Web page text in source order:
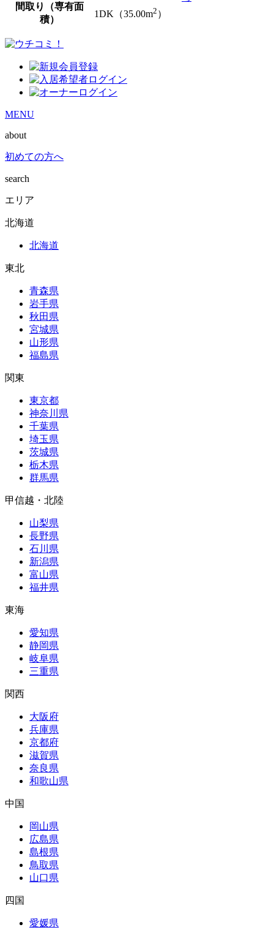
間取り（専有面
積）
1DK（35.00m2 ）
MENU
about
初めての方へ
search
エリア
北海道
北海道
東北
青森県
岩手県
秋田県
宮城県
山形県
福島県
関東
東京都
神奈川県
千葉県
埼玉県
茨城県
栃木県
群馬県
甲信越・北陸
山梨県
長野県
石川県
新潟県
富山県
福井県
東海
愛知県
静岡県
岐阜県
三重県
関西
大阪府
兵庫県
京都府
滋賀県
奈良県
和歌山県
中国
岡山県
広島県
島根県
鳥取県
山口県
四国
愛媛県